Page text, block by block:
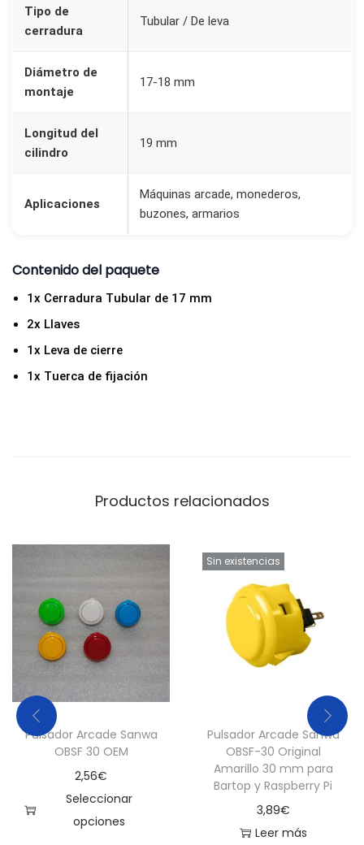
Tipo de
cerradura
Tubular / De leva
Diámetro de
montaje
17-18 mm
Longitud del
cilindro
19 mm
Aplicaciones
Máquinas arcade, monederos,
buzones, armarios
Contenido del paquete
1x Cerradura Tubular de 17 mm
2x Llaves
1x Leva de cierre
1x Tuerca de fijación
Productos relacionados
Pulsador Arcade Sanwa
OBSF 30 OEM
2,56€
Seleccionar
opciones
Sin existencias
Pulsador Arcade Sanwa
OBSF-30 Original
Amarillo 30 mm para
Bartop y Raspberry Pi
3,89€
Leer más